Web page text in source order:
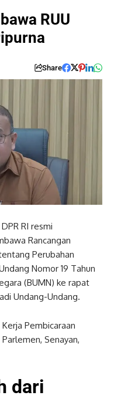
RUU
Share
RI resmi
Rancangan
Perubahan
Nomor 19 Tahun
(BUMN) ke rapat
Undang-Undang.
Pembicaraan
Senayan,
dari